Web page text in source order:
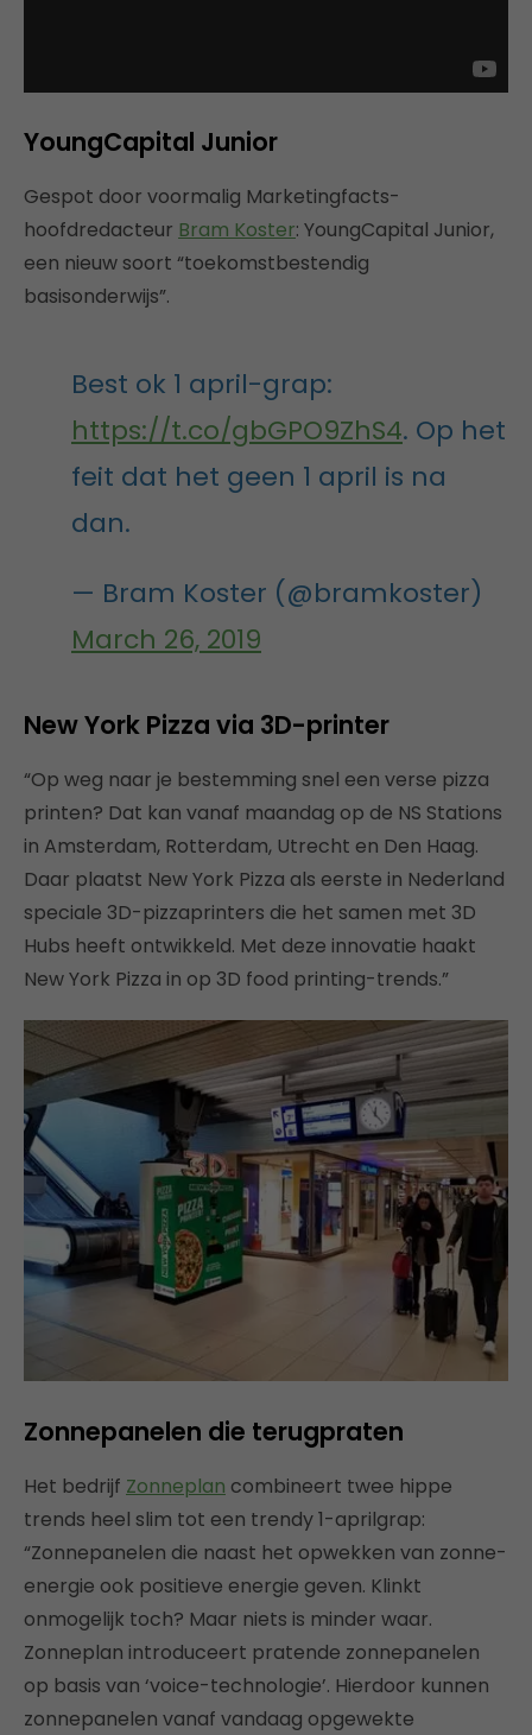
YoungCapital Junior
Gespot door voormalig Marketingfacts-
hoofdredacteur Bram Koster: YoungCapital Junior,
een nieuw soort “toekomstbestendig
basisonderwijs”.
Best ok 1 april-grap:
https://t.co/gbGPO9ZhS4. Op het
feit dat het geen 1 april is na
dan.
— Bram Koster (@bramkoster)
March 26, 2019
New York Pizza via 3D-printer
“Op weg naar je bestemming snel een verse pizza
printen? Dat kan vanaf maandag op de NS Stations
in Amsterdam, Rotterdam, Utrecht en Den Haag.
Daar plaatst New York Pizza als eerste in Nederland
speciale 3D-pizzaprinters die het samen met 3D
Hubs heeft ontwikkeld. Met deze innovatie haakt
New York Pizza in op 3D food printing-trends.”
Zonnepanelen die terugpraten
Het bedrijf Zonneplan combineert twee hippe
trends heel slim tot een trendy 1-aprilgrap:
“Zonnepanelen die naast het opwekken van zonne-
energie ook positieve energie geven. Klinkt
onmogelijk toch? Maar niets is minder waar.
Zonneplan introduceert pratende zonnepanelen
op basis van ‘voice-technologie’. Hierdoor kunnen
zonnepanelen vanaf vandaag opgewekte